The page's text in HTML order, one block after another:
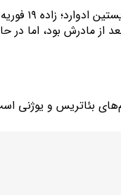
مادرش بود، اما در